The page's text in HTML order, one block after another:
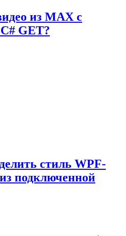
из MAX с
GET?
стиль WPF-
подключенной